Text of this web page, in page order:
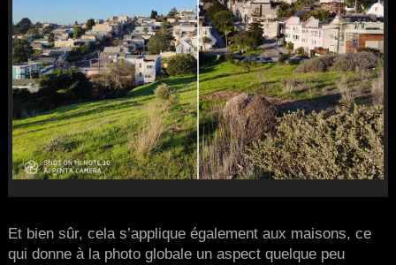
Et bien sûr, cela s’applique également aux maisons, ce
qui donne à la photo globale un aspect quelque peu